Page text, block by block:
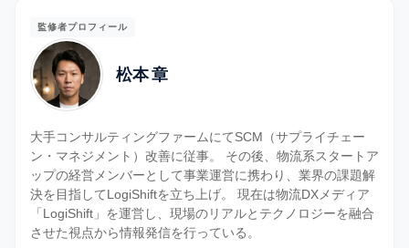
監修者プロフィール
松本 章
大手コンサルティングファームにてSCM（サプライチェー
ン・マネジメント）改善に従事。 その後、物流系スタートア
ップの経営メンバーとして事業運営に携わり、業界の課題解
決を目指してLogiShiftを立ち上げ。 現在は物流DXメディア
「LogiShift」を運営し、現場のリアルとテクノロジーを融合
させた視点から情報発信を行っている。